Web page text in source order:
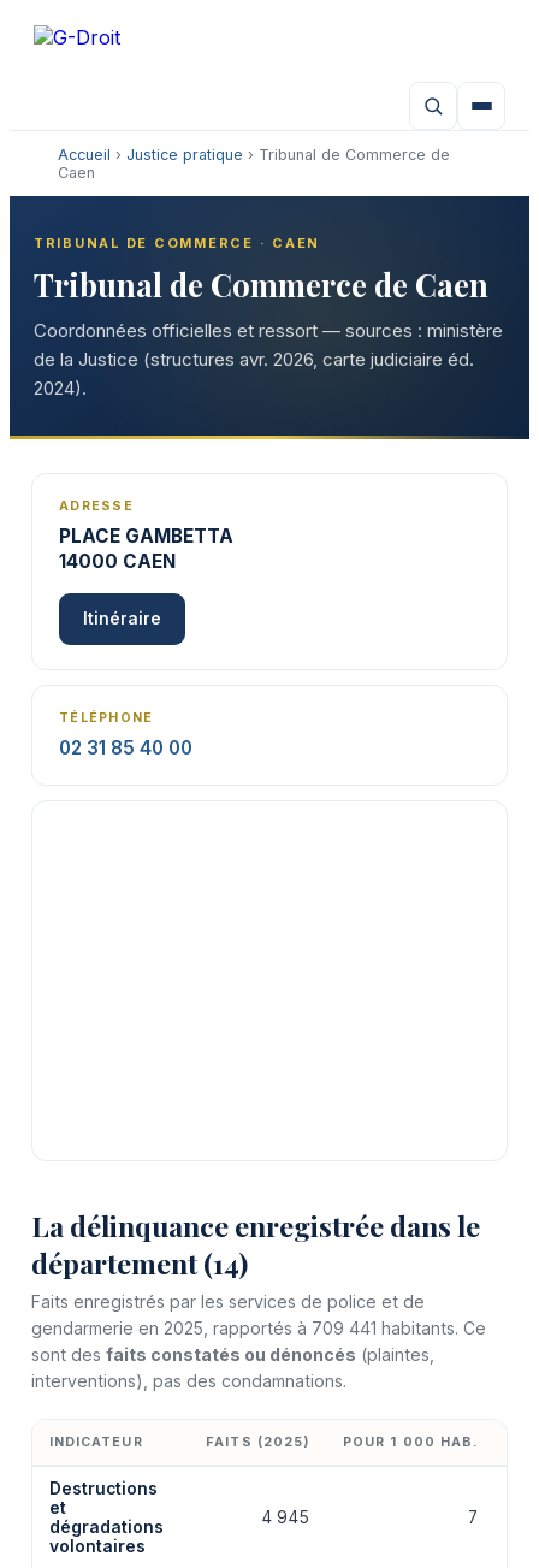
Accueil › Justice pratique › Tribunal de Commerce de
Caen
TRIBUNAL DE COMMERCE · CAEN
Tribunal de Commerce de Caen
Coordonnées officielles et ressort — sources : ministère
de la Justice (structures avr. 2026, carte judiciaire éd.
2024).
ADRESSE
PLACE GAMBETTA
14000 CAEN
Itinéraire
TÉLÉPHONE
02 31 85 40 00
La délinquance enregistrée dans le
département (14)
Faits enregistrés par les services de police et de
gendarmerie en 2025, rapportés à 709 441 habitants. Ce
sont des faits constatés ou dénoncés (plaintes,
interventions), pas des condamnations.
INDICATEUR FAITS (2025) POUR 1 000 HAB.
Destructions
et
dégradations
volontaires
4 945 7